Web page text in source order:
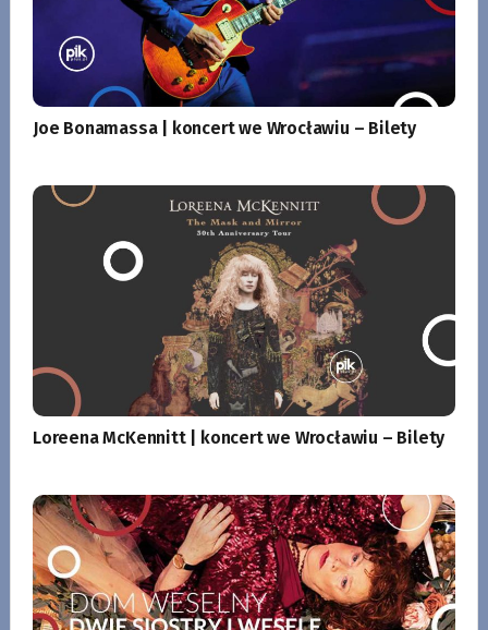
Joe Bonamassa | koncert we Wrocławiu – Bilety
Loreena McKennitt | koncert we Wrocławiu – Bilety